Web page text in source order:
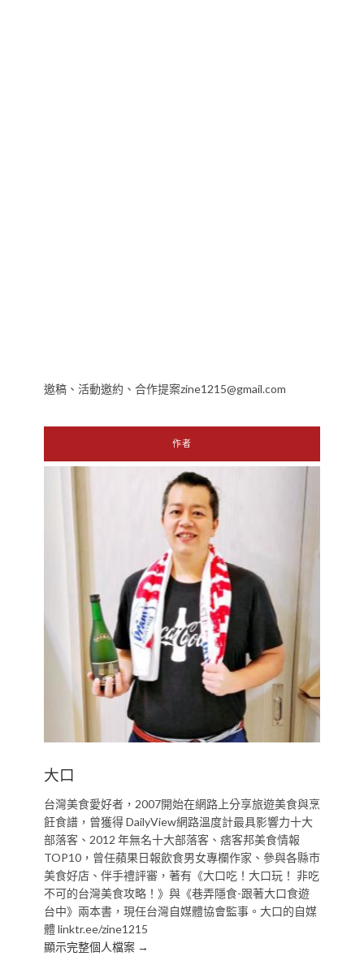
邀稿、活動邀約、合作提案zine1215@gmail.com
作者
大口
台灣美食愛好者，2007開始在網路上分享旅遊美食與烹
飪食譜，曾獲得 DailyView網路溫度計最具影響力十大
部落客、2012 年無名十大部落客、痞客邦美食情報
TOP10，曾任蘋果日報飲食男女專欄作家、參與各縣市
美食好店、伴手禮評審，著有《大口吃！大口玩！ 非吃
不可的台灣美食攻略！》與《巷弄隱食-跟著大口食遊
台中》兩本書，現任台灣自媒體協會監事。大口的自媒
體 linktr.ee/zine1215
顯示完整個人檔案 →